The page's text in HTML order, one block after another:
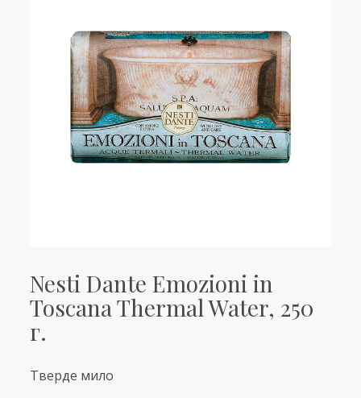
Nesti Dante Emozioni in
Toscana Thermal Water, 250
г.
Тверде мило